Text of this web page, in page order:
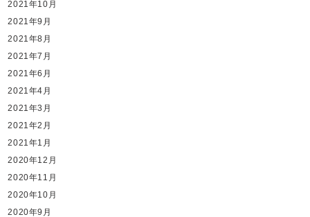
2021年10月
2021年9月
2021年8月
2021年7月
2021年6月
2021年4月
2021年3月
2021年2月
2021年1月
2020年12月
2020年11月
2020年10月
2020年9月